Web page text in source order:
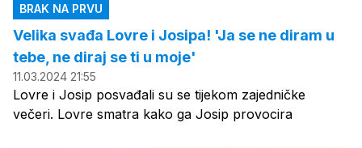
BRAK NA PRVU
Velika svađa Lovre i Josipa! 'Ja se ne diram u
tebe, ne diraj se ti u moje'
11.03.2024 21:55
Lovre i Josip posvađali su se tijekom zajedničke
večeri. Lovre smatra kako ga Josip provocira